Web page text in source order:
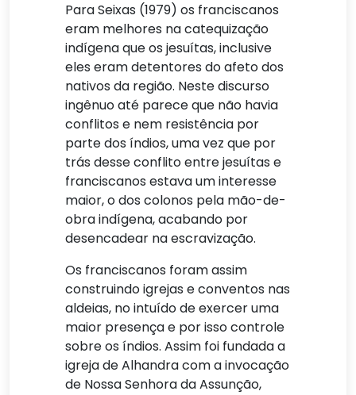
Para Seixas (1979) os franciscanos
eram melhores na catequização
indígena que os jesuítas, inclusive
eles eram detentores do afeto dos
nativos da região. Neste discurso
ingênuo até parece que não havia
conflitos e nem resistência por
parte dos índios, uma vez que por
trás desse conflito entre jesuítas e
franciscanos estava um interesse
maior, o dos colonos pela mão-de-
obra indígena, acabando por
desencadear na escravização.
Os franciscanos foram assim
construindo igrejas e conventos nas
aldeias, no intuído de exercer uma
maior presença e por isso controle
sobre os índios. Assim foi fundada a
igreja de Alhandra com a invocação
de Nossa Senhora da Assunção,